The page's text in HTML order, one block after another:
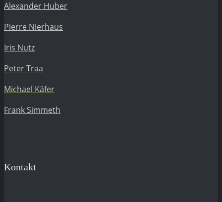
Alexander Huber
Pierre Nierhaus
Iris Nutz
Peter Traa
Michael Käfer
Frank Simmeth
Kontakt